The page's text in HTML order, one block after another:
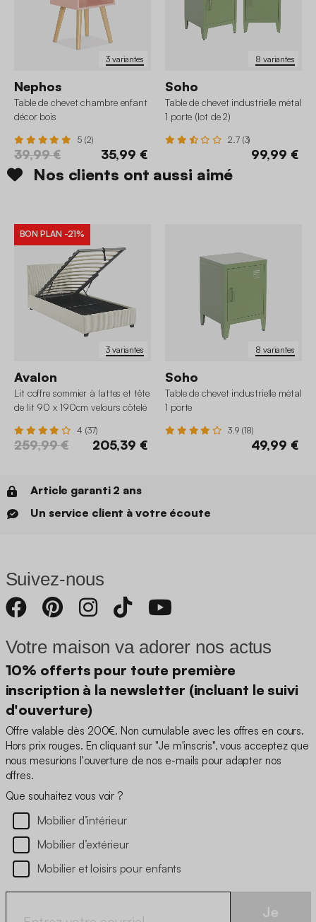
3 variantes
Nephos
Table de chevet chambre enfant
décor bois
5 (2)
39,99 € 35,99 €
8 variantes
Soho
Table de chevet industrielle métal
1 porte (lot de 2)
2.7 (3)
99,99 €
Nos clients ont aussi aimé
3 variantes
BON PLAN -21%
Avalon
Lit coffre sommier à lattes et tête
de lit 90 x 190cm velours côtelé
4 (37)
259,99 € 205,39 €
8 variantes
Soho
Table de chevet industrielle métal
1 porte
3.9 (18)
49,99 €
Article garanti 2 ans
Un service client à votre écoute
Suivez-nous
Votre maison va adorer nos actus
10% offerts pour toute première
inscription à la newsletter (incluant le suivi
d'ouverture)
Offre valable dès 200€. Non cumulable avec les offres en cours.
Hors prix rouges. En cliquant sur "Je m'inscris", vous acceptez que
nous mesurions l'ouverture de nos e-mails pour adapter nos
offres.
Que souhaitez vous voir ?
Mobilier d’intérieur
Mobilier d’extérieur
Mobilier et loisirs pour enfants
Je